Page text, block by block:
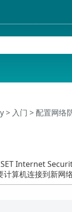
> 入门 > 配置网络
Internet
计算机连接到新网